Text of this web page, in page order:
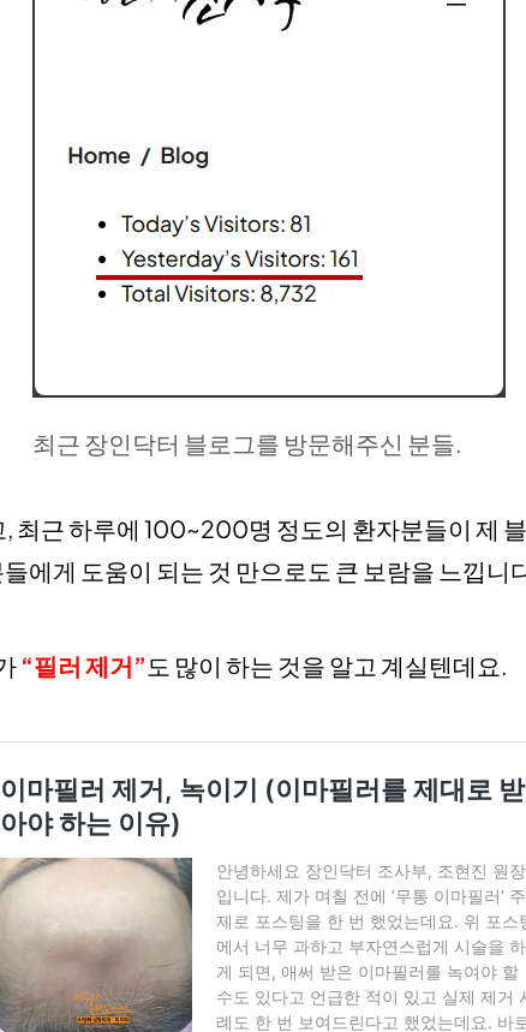
최근 장인닥터 블로그를 방문해주신 분들.
최근 하루에 100~200명 정도의 환자분들이 제
에게 도움이 되는 것 만으로도 큰 보람을 느낍니
“필러 제거” 도 많이 하는 것을 알고 계실텐데요.